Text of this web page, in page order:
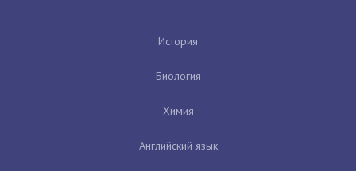
История
Биология
Химия
Английский язык